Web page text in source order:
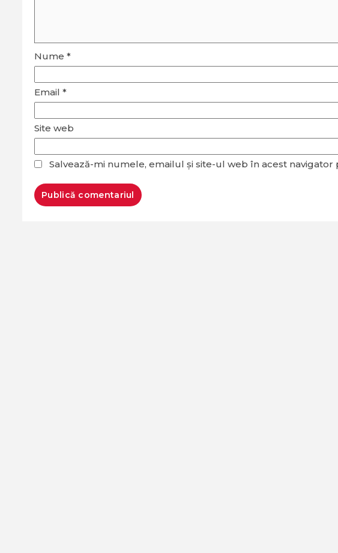
Nume *
Email *
Site web
Salvează-mi numele, emailul și site-ul web în acest